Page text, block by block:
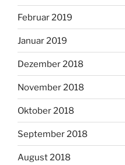
Februar 2019
Januar 2019
Dezember 2018
November 2018
Oktober 2018
September 2018
August 2018